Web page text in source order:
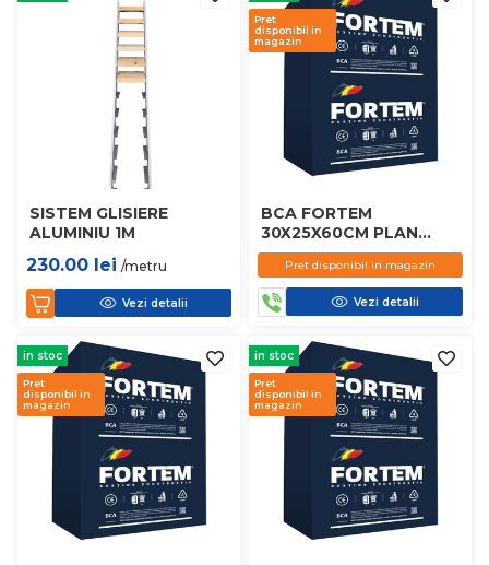
SISTEM GLISIERE
ALUMINIU 1M
230.00 lei /metru
Vezi detalii
Pret
disponibil in
magazin
BCA FORTEM
30X25X60CM PLAN
D450
Pret disponibil in magazin
Vezi detalii
in stoc
Pret
disponibil in
magazin
in stoc
Pret
disponibil in
magazin